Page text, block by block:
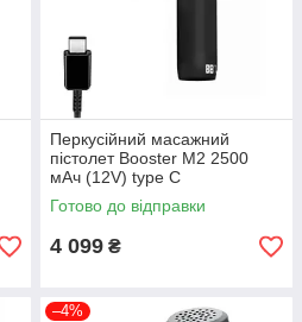
Перкусійний масажний
пістолет Booster М2 2500
мАч (12V) type C
Готово до відправки
4 099 ₴
–4%